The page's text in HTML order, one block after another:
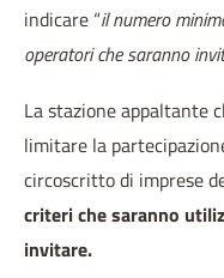
indicare “il numero
operatori che saranno
La stazione appaltante
limitare la
circoscritto di imprese
criteri che saranno
invitare.